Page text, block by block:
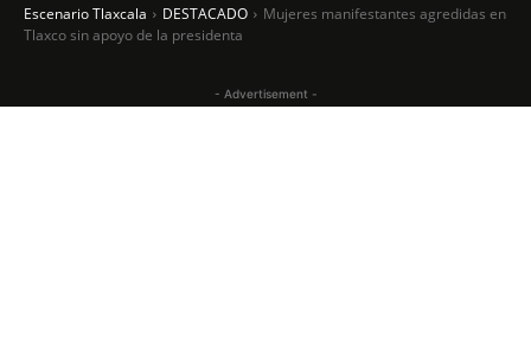
Escenario Tlaxcala DESTACADO
Mujeres manifestantes agredidas en
Tlaxco sin apoyo de la presidenta
- Advertisement -